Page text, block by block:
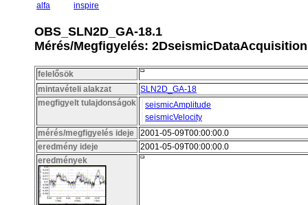
alfa inspire
OBS_SLN2D_GA-18.1
Mérés/Megfigyelés: 2DseismicDataAcquisition
felelősök
mintavételi alakzat
SLN2D_GA-18
megfigyelt tulajdonságok
seismicAmplitude
seismicVelocity
mérés/megfigyelés ideje
2001-05-09T00:00:00.0
eredmény ideje
2001-05-09T00:00:00.0
eredmények